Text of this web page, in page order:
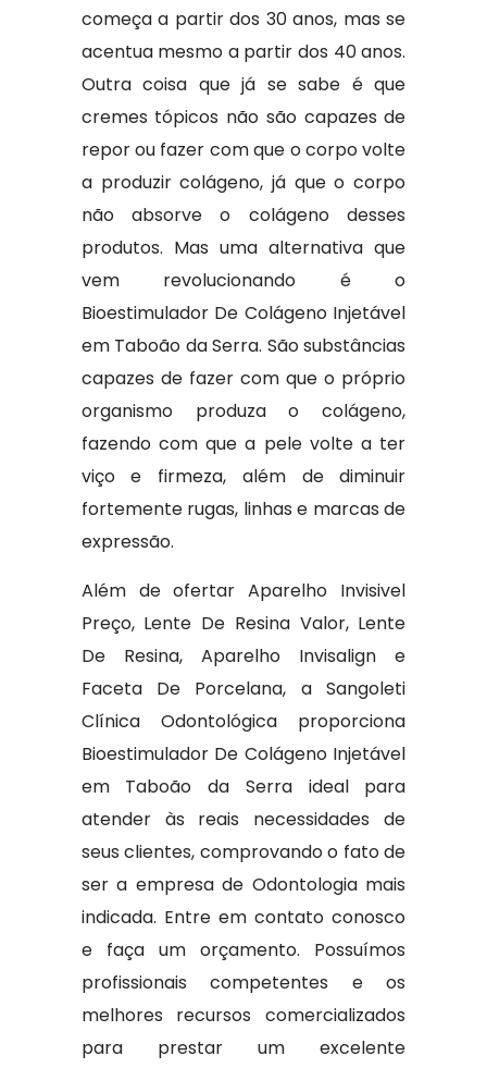
começa a partir dos 30 anos, mas se
acentua mesmo a partir dos 40 anos.
Outra coisa que já se sabe é que
cremes tópicos não são capazes de
repor ou fazer com que o corpo volte
a produzir colágeno, já que o corpo
não absorve o colágeno desses
produtos. Mas uma alternativa que
vem revolucionando é o
Bioestimulador De Colágeno Injetável
em Taboão da Serra. São substâncias
capazes de fazer com que o próprio
organismo produza o colágeno,
fazendo com que a pele volte a ter
viço e firmeza, além de diminuir
fortemente rugas, linhas e marcas de
expressão.
Além de ofertar Aparelho Invisivel
Preço, Lente De Resina Valor, Lente
De Resina, Aparelho Invisalign e
Faceta De Porcelana, a Sangoleti
Clínica Odontológica proporciona
Bioestimulador De Colágeno Injetável
em Taboão da Serra ideal para
atender às reais necessidades de
seus clientes, comprovando o fato de
ser a empresa de Odontologia mais
indicada. Entre em contato conosco
e faça um orçamento. Possuímos
profissionais competentes e os
melhores recursos comercializados
para prestar um excelente